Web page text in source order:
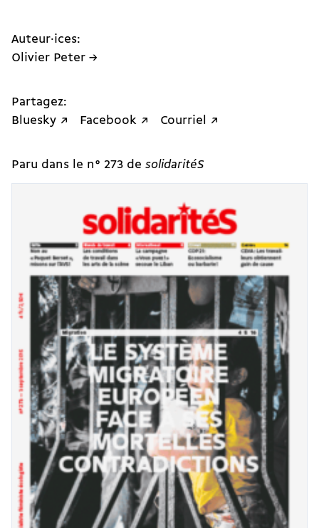
Auteur·ices:
Olivier Peter →
Partagez:
Bluesky ↗
Facebook ↗ Courriel ↗
Paru dans le n° 273 de solidaritéS